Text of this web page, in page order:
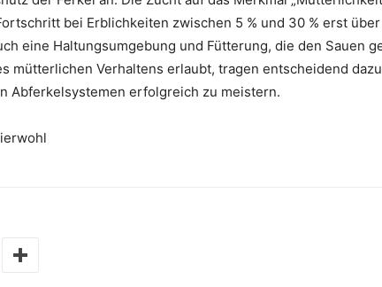
bei Erblichkeiten zwischen 5 % und 30 % erst
eine Haltungsumgebung und Fütterung, die den Sauen
mütterlichen Verhaltens erlaubt, tragen entscheidend
Abferkelsystemen erfolgreich zu meistern.